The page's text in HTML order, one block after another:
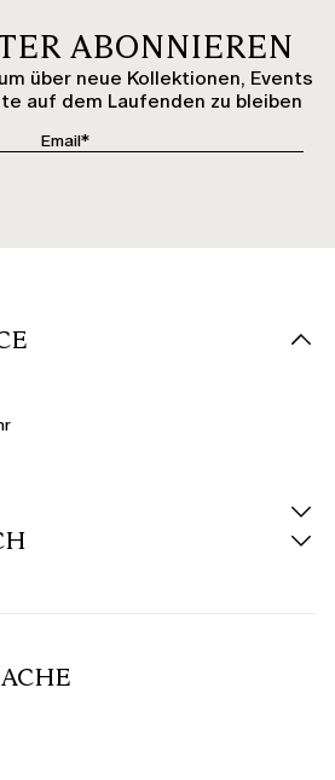
ABONNIEREN
über neue Kollektionen, Events
auf dem Laufenden zu bleiben